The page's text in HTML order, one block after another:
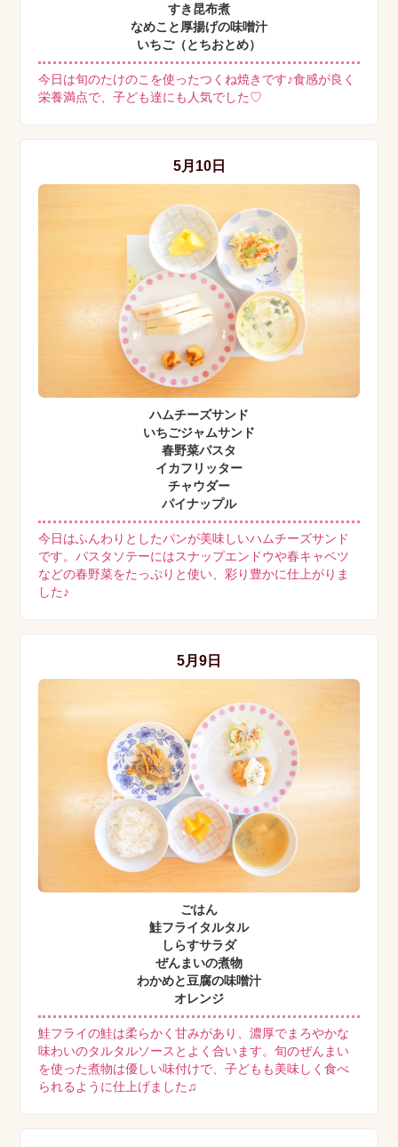
すき昆布煮
なめこと厚揚げの味噌汁
いちご（とちおとめ）
今日は旬のたけのこを使ったつくね焼きです♪食感が良く
栄養満点で、子ども達にも人気でした♡
5月10日
ハムチーズサンド
いちごジャムサンド
春野菜パスタ
イカフリッター
チャウダー
パイナップル
今日はふんわりとしたパンが美味しいハムチーズサンド
です。パスタソテーにはスナップエンドウや春キャベツ
などの春野菜をたっぷりと使い、彩り豊かに仕上がりま
した♪
5月9日
ごはん
鮭フライタルタル
しらすサラダ
ぜんまいの煮物
わかめと豆腐の味噌汁
オレンジ
鮭フライの鮭は柔らかく甘みがあり、濃厚でまろやかな
味わいのタルタルソースとよく合います。旬のぜんまい
を使った煮物は優しい味付けで、子どもも美味しく食べ
られるように仕上げました♫